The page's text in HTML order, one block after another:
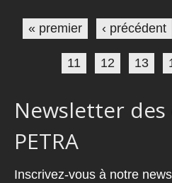
Pages
« premier ‹ précédent
11 12 13
Newsletter
PETRA
Inscrivez-vous à notre